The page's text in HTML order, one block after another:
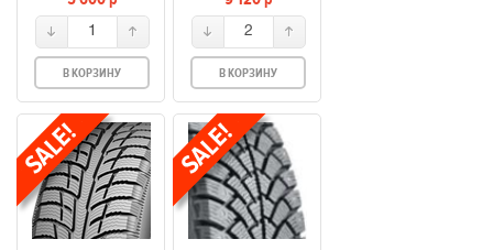
1
В КОРЗИНУ
2
В КОРЗИНУ